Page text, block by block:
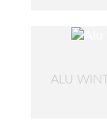
ALU